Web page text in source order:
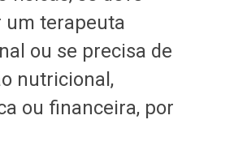
um terapeuta
ou se precisa de
nutricional,
ou financeira, por